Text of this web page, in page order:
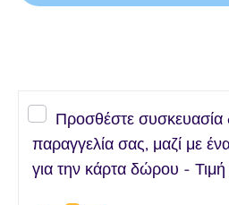
Προσθέστε
παραγγελία σας, μαζί με
για την κάρτα δώρου - Τιμή